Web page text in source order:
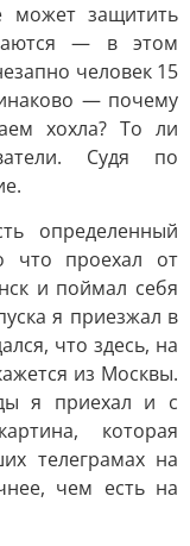
может защитить
— в этом
человек 15
— почему
хохла? То ли
Судя по
определенный
что проехал от
и поймал себя
я приезжал в
что здесь, на
из Москвы.
я приехал и с
которая
телеграмах на
чем есть на